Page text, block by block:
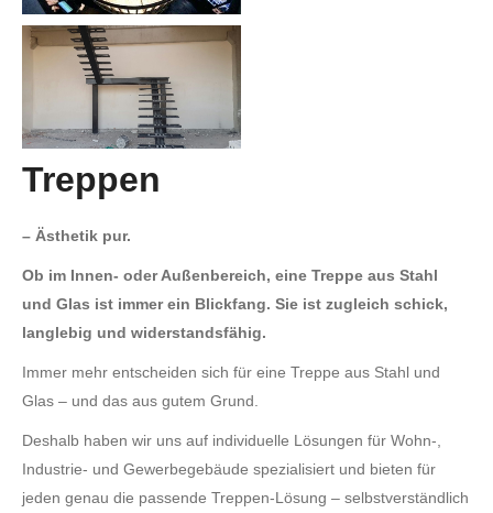
Treppen
– Ästhetik pur.
Ob im Innen- oder Außenbereich, eine Treppe aus Stahl
und Glas ist immer ein Blickfang. Sie ist zugleich schick,
langlebig und widerstandsfähig.
Immer mehr entscheiden sich für eine Treppe aus Stahl und
Glas – und das aus gutem Grund.
Deshalb haben wir uns auf individuelle Lösungen für Wohn-,
Industrie- und Gewerbegebäude spezialisiert und bieten für
jeden genau die passende Treppen-Lösung – selbstverständlich